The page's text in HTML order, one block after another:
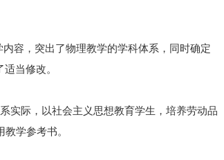
容，突出了物理教学的学科体系，同时确定
当修改。
实际，以社会主义思想教育学生，培养劳动品
学参考书。